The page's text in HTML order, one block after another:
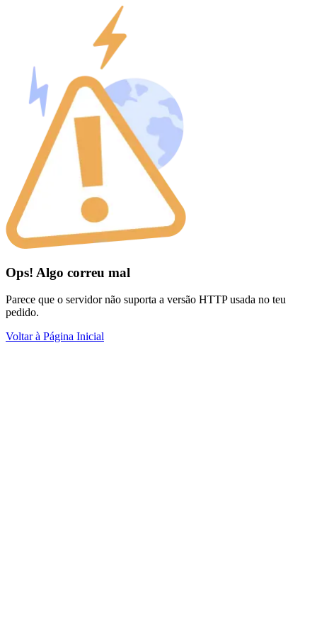
Ops! Algo correu mal
Parece que o servidor não suporta a versão HTTP usada no teu
pedido.
Voltar à Página Inicial